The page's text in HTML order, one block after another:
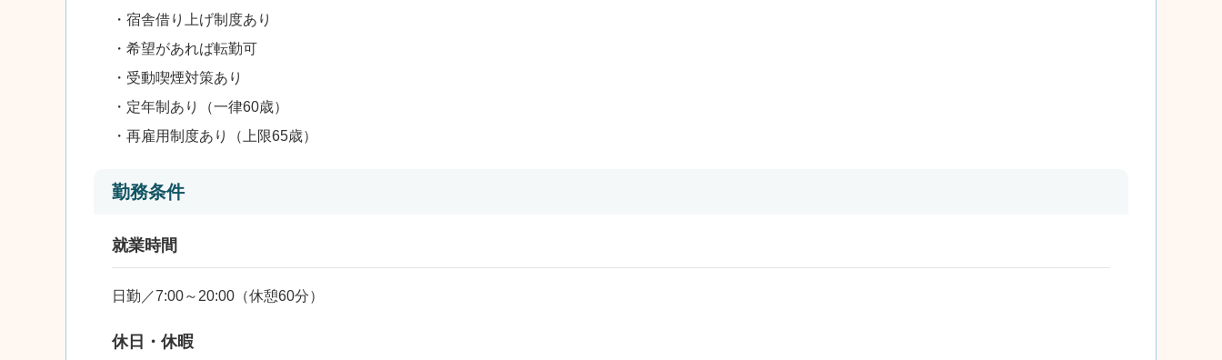
・宿舎借り上げ制度あり
・希望があれば転勤可
・受動喫煙対策あり
・定年制あり（一律60歳）
・再雇用制度あり（上限65歳）
勤務条件
就業時間
日勤／7:00～20:00（休憩60分）
休日・休暇